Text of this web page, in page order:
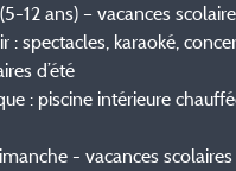
12 ans) – vacances
: spectacles, karaoké,
d’été
: piscine intérieure
- vacances scolaires